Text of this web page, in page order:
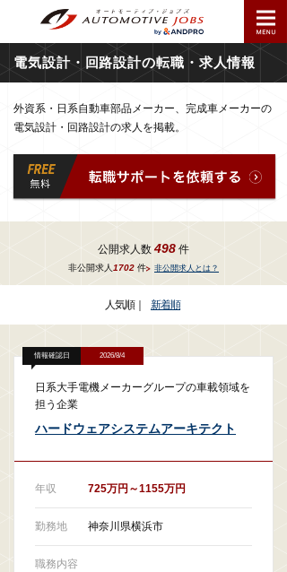
電気設計・回路設計の転職・求人情報
外資系・日系自動車部品メーカー、完成車メーカーの
電気設計・回路設計の求人を掲載。
公開求人数498 件
非公開求人1702 件 非公開求人とは？
人気順｜ 新着順
情報確認日 2026/8/4
日系大手電機メーカーグループの車載領域を
担う企業
ハードウェアシステムアーキテクト
年収 725万円～1155万円
勤務地 神奈川県横浜市
職務内容